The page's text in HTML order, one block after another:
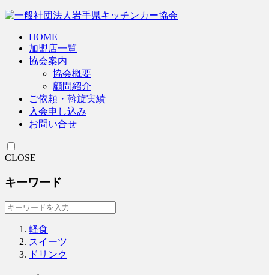
HOME
加盟店一覧
協会案内
協会概要
顧問紹介
ご依頼・斡旋実績
入会申し込み
お問い合せ
CLOSE
キーワード
軽食
スイーツ
ドリンク